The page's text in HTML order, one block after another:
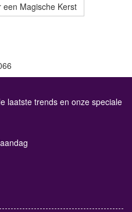
een Magische Kerst
laatste trends en onze speciale